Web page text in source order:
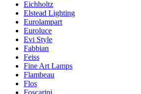
Eichholtz
Elstead Lighting
Eurolampart
Euroluce
Evi Style
Fabbian
Feiss
Fine Art Lamps
Flambeau
Flos
Foscarini